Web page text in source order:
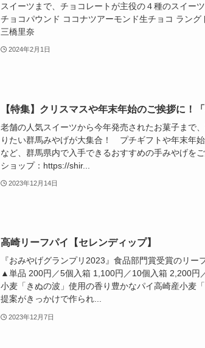
スイーツまで、チョコレートが主役の４種のスイー
チョコパウンド ココナツアーモンド生チョコ ラング
三橋里奈
2024年2月1日
【特集】クリスマスや年末年始のご挨拶に！
老舗の人気スイーツから今年発売されたお菓子まで
りたい群馬みやげが大集合！ プチギフトや年末年
など、群馬県内で入手できるおすすめの手みやげを
ショップ：https://shir...
2023年12月14日
高崎リーフパイ【セレンディップ】
『おみやげグランプリ2023』食品部門賞受賞のリー
▲単品 200円／5個入箱 1,100円／10個入箱 2,200円
小麦「きぬの波」使用の香り豊かなパイ高崎産小麦
提案がきっかけで作られ...
2023年12月7日